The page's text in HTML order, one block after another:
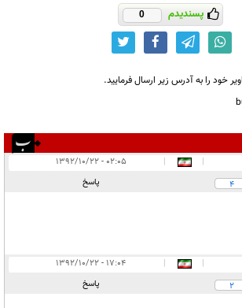
پسندیدم 0
خود را به آدرس زیر ارسال فرمایید.
|
|
۰۲:۰۵ - ۱۳۹۲/۱۰/۲۲
4 پاسخ
|
|
۱۷:۰۴ - ۱۳۹۲/۱۰/۲۲
2 پاسخ